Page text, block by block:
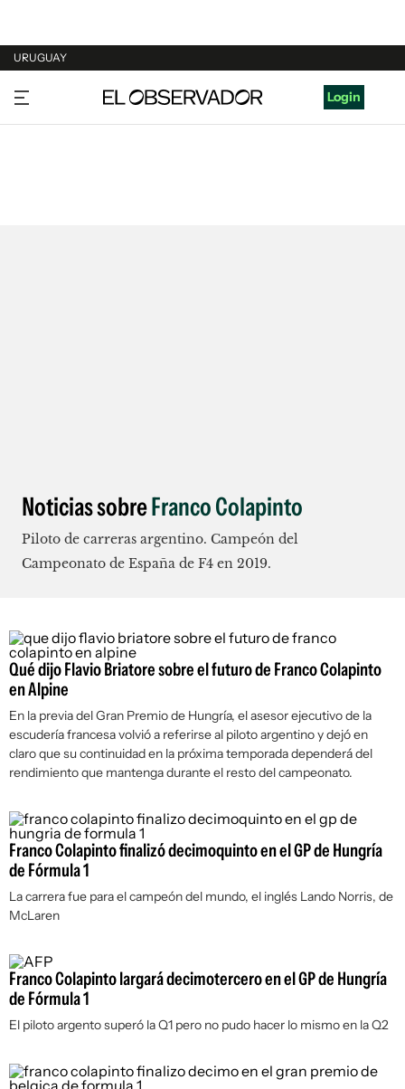
URUGUAY
URUGUAY
ARGENTINA
Login
Noticias sobreFranco Colapinto
Piloto de carreras argentino. Campeón del
Campeonato de España de F4 en 2019.
Qué dijo Flavio Briatore sobre el futuro de Franco Colapinto
en Alpine
En la previa del Gran Premio de Hungría, el asesor ejecutivo de la
escudería francesa volvió a referirse al piloto argentino y dejó en
claro que su continuidad en la próxima temporada dependerá del
rendimiento que mantenga durante el resto del campeonato.
Franco Colapinto finalizó decimoquinto en el GP de Hungría
de Fórmula 1
La carrera fue para el campeón del mundo, el inglés Lando Norris, de
McLaren
Franco Colapinto largará decimotercero en el GP de Hungría
de Fórmula 1
El piloto argento superó la Q1 pero no pudo hacer lo mismo en la Q2